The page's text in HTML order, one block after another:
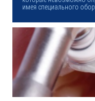
имея специального